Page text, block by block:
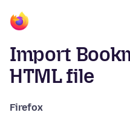
Import
HTML file
Firefox